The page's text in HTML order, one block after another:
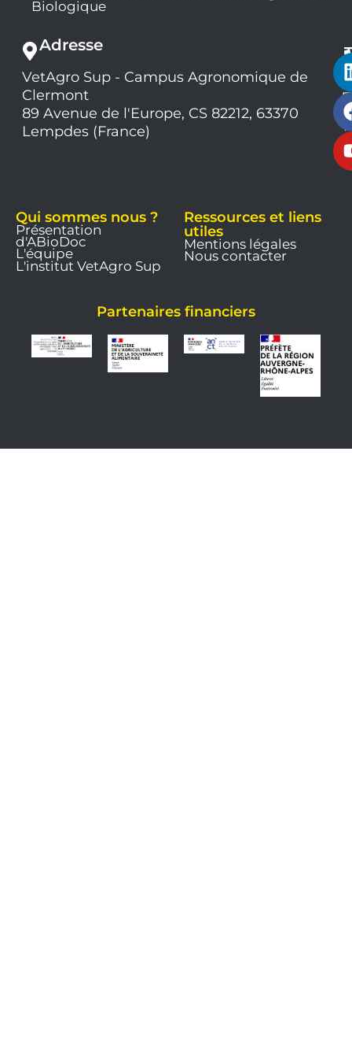
Biologique
Adresse
VetAgro Sup - Campus Agronomique de
Clermont
89 Avenue de l'Europe, CS 82212, 63370
Lempdes (France)
Qui sommes nous ?
Présentation
d'ABioDoc
L'équipe
L'institut VetAgro Sup
Ressources et liens
utiles
Mentions légales
Nous contacter
Partenaires financiers